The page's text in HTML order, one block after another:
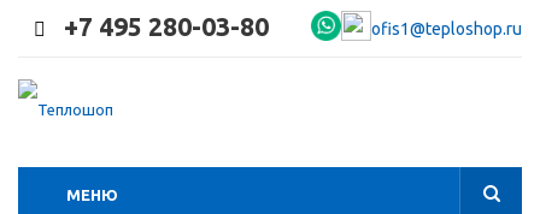
+7 495 280-03-80 ofis1@teploshop.ru
МЕНЮ